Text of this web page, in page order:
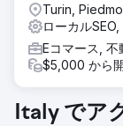
結果
このポータルは
が実現されてい
います。主な結
ラボレーション
Turin,
ローカル
Eコマース, 不
$5,000 から
Italy でア